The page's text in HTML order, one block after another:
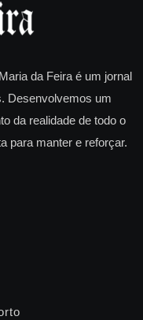
da Feira é um jornal
Desenvolvemos um
da realidade de todo o
para manter e reforçar.